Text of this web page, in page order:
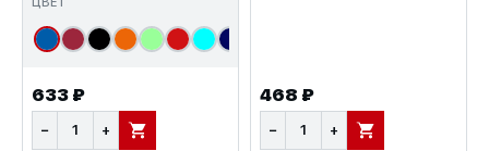
633 ₽
− + В КОРЗИНУ
468 ₽
− + В КОРЗИНУ